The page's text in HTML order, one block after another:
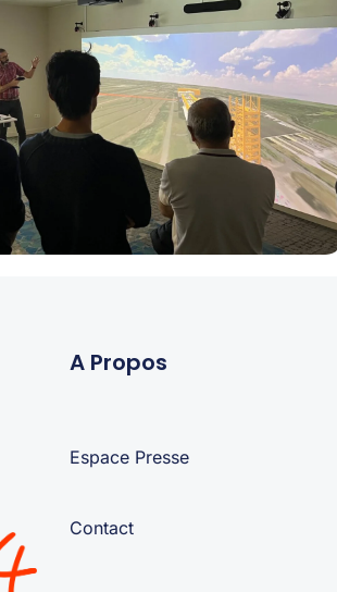
A Propos
Espace Presse
Contact